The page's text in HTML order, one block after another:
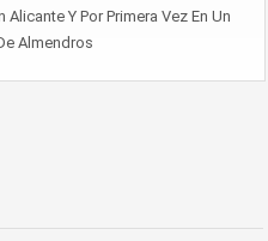
Y Por Primera Vez En Un
Almendros